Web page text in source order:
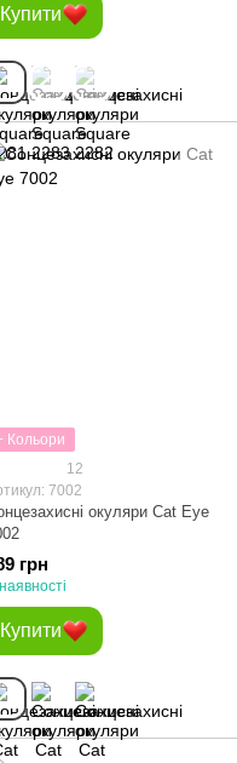
Купити
Кольори
12
7002
окуляри Cat Eye
грн
Купити